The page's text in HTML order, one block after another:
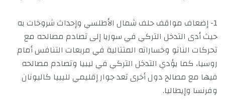
1- إضعاف مواقف حلف شمال الأطلسي وإحداث شروخات به
حيث أدى التدخل التركي في سوريا إلى تصادم مصالحه مع
تحركات الناتو وخساراته المتتالية في مربعات التنافس أمام
روسيا، كما يؤدي التدخل التركي في ليبيا وتصادم مصالحه
فيها مع مصالح دول أخرى تعد جوار إقليمي لليبيا كاليونان
وفرنسا وإيطاليا.